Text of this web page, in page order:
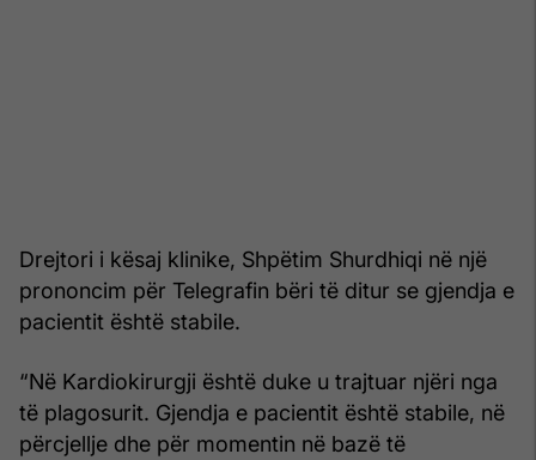
Drejtori i kësaj klinike, Shpëtim Shurdhiqi në një
prononcim për Telegrafin bëri të ditur se gjendja e
pacientit është stabile.
“Në Kardiokirurgji është duke u trajtuar njëri nga
të plagosurit. Gjendja e pacientit është stabile, në
përcjellje dhe për momentin në bazë të